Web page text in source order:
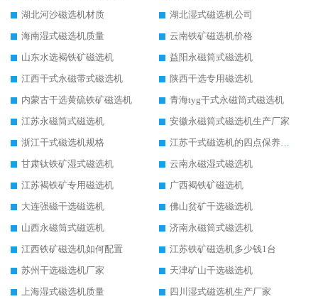
湖北河沙磁选机材质
湖北湿式磁选机公司
海南湿式磁选机质量
云南铁矿磁选机价格
山东水选褐铁矿磁选机
益阳永磁筒式磁选机
江西干式永磁带式磁选机
陕西干选专用磁选机
内蒙古干选黄硫铁矿磁选机
青海tyg干式永磁筒式磁选机
江苏永磁筒式磁选机
安徽永磁筒式磁选机生产厂家
浙江干式磁选机规格
江苏干式磁选机的四点保养秘籍
甘肃钛铁矿湿式磁选机
云南永磁湿式磁选机
江苏褐铁矿专用磁选机
广西褐铁矿磁选机
大连强磁干选磁选机
佛山贫矿干选磁选机
山西永磁筒式磁选机
济南永磁筒式磁选机
江西铁矿磁选机如何配置
江苏铁矿磁选机多少钱1台
苏州干选磁选机厂家
天津矿山干选磁选机
上海湿式磁选机质量
四川湿式磁选机生产厂家